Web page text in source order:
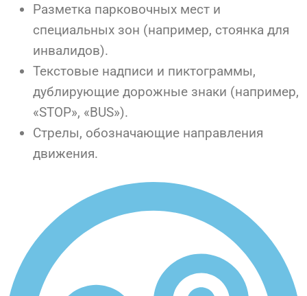
Разметка парковочных мест и
специальных зон (например, стоянка для
инвалидов).
Текстовые надписи и пиктограммы,
дублирующие дорожные знаки (например,
«STOP», «BUS»).
Стрелы, обозначающие направления
движения.